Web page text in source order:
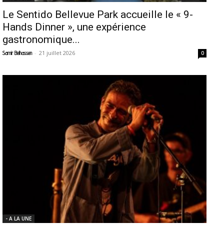
Le Sentido Bellevue Park accueille le « 9-
Hands Dinner », une expérience
gastronomique...
Samir Belhassen - 21 juillet 2026 0
- A LA UNE